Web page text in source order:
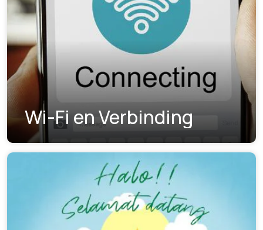
Wi-Fi en Verbinding